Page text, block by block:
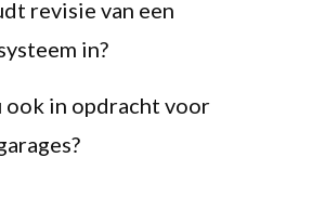
revisie van een
in?
ook in opdracht voor